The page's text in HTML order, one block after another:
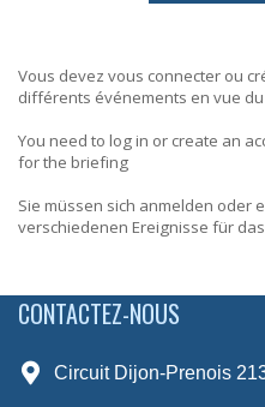
Vous devez vous connecter ou
différents événements en vue
You need to log in or create an
for the briefing
Sie müssen sich anmelden oder
verschiedenen Ereignisse für
CONTACTEZ-NOUS
Circuit Dijon-Prenois